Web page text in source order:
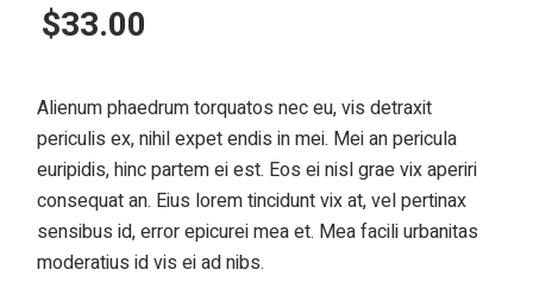
$33.00
Alienum phaedrum torquatos nec eu, vis detraxit
periculis ex, nihil expet endis in mei. Mei an pericula
euripidis, hinc partem ei est. Eos ei nisl grae vix aperiri
consequat an. Eius lorem tincidunt vix at, vel pertinax
sensibus id, error epicurei mea et. Mea facili urbanitas
moderatius id vis ei ad nibs.